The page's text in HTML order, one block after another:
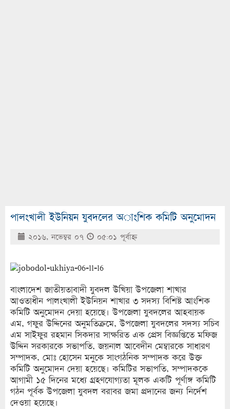
পালংখালী ইউনিয়ন যুবদলের অাংশিক কমিটি অনুমোদন
২০১৬, নভেম্বর ০৭ ০৫:০১ পূর্বাহ্ণ
বাংলাদেশ জাতীয়তাবাদী যুবদল উখিয়া উপজেলা শাখার
আওতাধীন পালংখালী ইউনিয়ন শাখার ৩ সদস্য বিশিষ্ট আংশিক
কমিটি অনুমোদন দেয়া হয়েছে। উপজেলা যুবদলের আহবায়ক
এম, গফুর উদ্দিনের অনুমতিক্রমে, উপজেলা যুবদলের সদস্য সচিব
এম সাইফুর রহমান সিকদার সাক্ষরিত এক প্রেস বিজ্ঞপ্তিতে মফিজ
উদ্দিন সরকারকে সভাপতি, জয়নাল আবেদীন মেম্বারকে সাধারণ
সম্পাদক, মোঃ হোসেন মনুকে সাংগঠনিক সম্পাদক করে উক্ত
কমিটি অনুমোদন দেয়া হয়েছে। কমিটির সভাপতি, সম্পাদককে
আগামী ১৫ দিনের মধ্যে গ্রহণযোগ্যতা মূলক একটি পূর্ণাঙ্গ কমিটি
গঠন পূর্বক উপজেলা যুবদল বরাবর জমা প্রদানের জন্য নির্দেশ
দেওয়া হয়েছে।